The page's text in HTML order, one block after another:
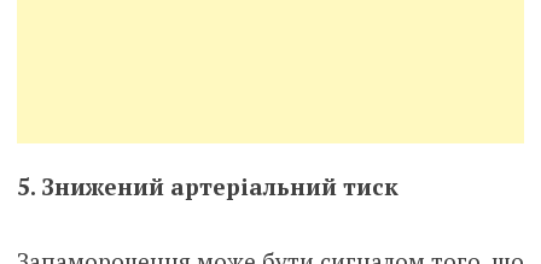
5. Знижений артеріальний тиск